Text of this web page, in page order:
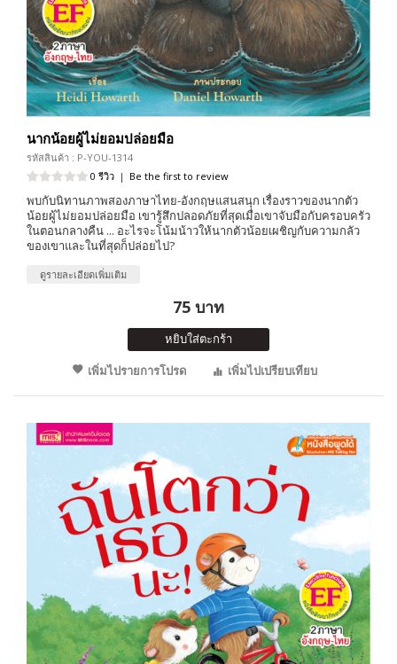
นากน้อยผู้ไม่ยอมปล่อยมือ
รหัสสินค้า : P-YOU-1314
0 รีวิว | Be the first to review
พบกับนิทานภาพสองภาษาไทย-อังกฤษแสนสนุก เรื่องราวของนากตัว
น้อยผู้ไม่ยอมปล่อยมือ เขารู้สึกปลอดภัยที่สุดเมื่อเขาจับมือกับครอบครัว
ในตอนกลางคืน ... อะไรจะโน้มน้าวให้นากตัวน้อยเผชิญกับความกลัว
ของเขาและในที่สุดก็ปล่อยไป?
ดูรายละเอียดเพิ่มเติม
75 บาท
หยิบใส่ตะกร้า
เพิ่มไปรายการโปรด
เพิ่มไปเปรียบเทียบ